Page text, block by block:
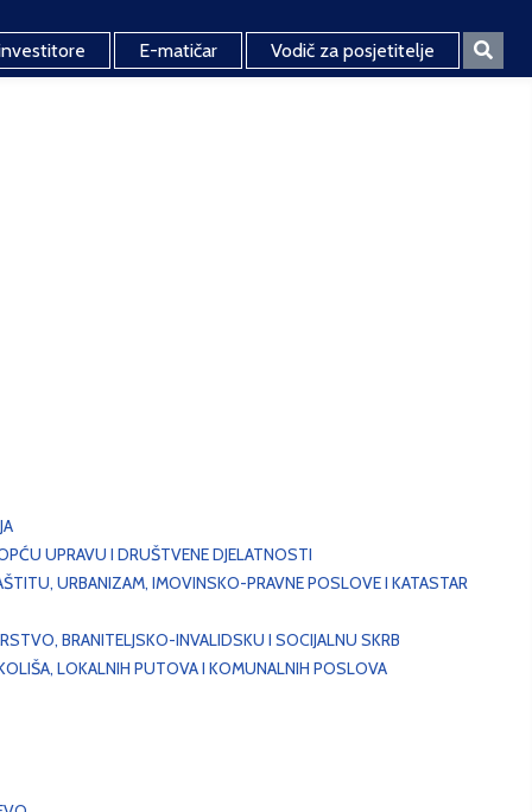
E-matičar Vodič za posjetitelje
UPRAVU I DRUŠTVENE DJELATNOSTI
URBANIZAM, IMOVINSKO-PRAVNE POSLOVE I KATASTAR
BRANITELJSKO-INVALIDSKU I SOCIJALNU SKRB
LOKALNIH PUTOVA I KOMUNALNIH POSLOVA